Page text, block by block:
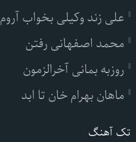
علی زند وکیلی بخواب آروم
محمد اصفهانی رفتن
روزبه بمانی آخرالزمون
ماهان بهرام خان تا ابد
تک آهنگ